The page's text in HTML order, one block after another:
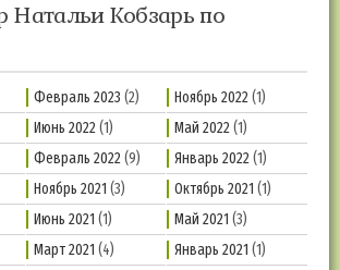
Натальи Кобзарь по
Февраль 2023 (2) Ноябрь 2022(1)
Июнь 2022(1) Май 2022(1)
Февраль 2022(9) Январь 2022(1)
Ноябрь 2021 (3) Октябрь 2021 (1)
Июнь 2021 (1) Май 2021 (3)
Март 2021 (4) Январь 2021 (1)